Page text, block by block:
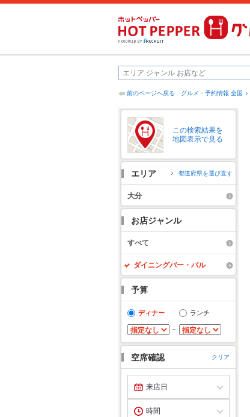
前のページへ戻る グルメ・予約情報 全国
この検索結果を
地図表示で見る
エリア 都道府県を選び直す
大分
お店ジャンル
すべて
ダイニングバー・バル
予算
ディナー ランチ
～
空席確認 クリア